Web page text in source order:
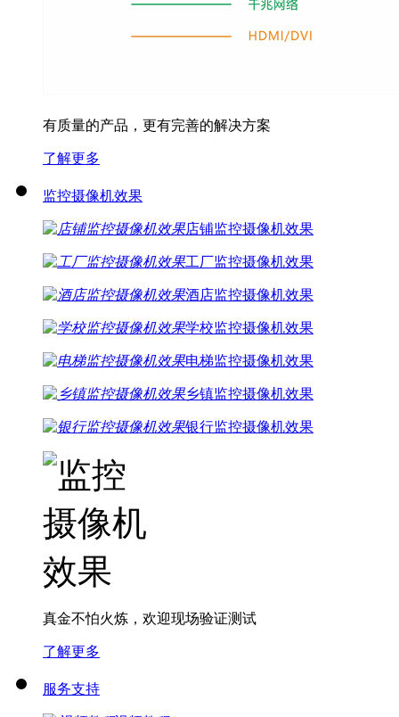
有质量的产品，更有完善的解决方案
了解更多
监控摄像机效果
店铺监控摄像机效果
工厂监控摄像机效果
酒店监控摄像机效果
学校监控摄像机效果
电梯监控摄像机效果
乡镇监控摄像机效果
银行监控摄像机效果
真金不怕火炼，欢迎现场验证测试
了解更多
服务支持